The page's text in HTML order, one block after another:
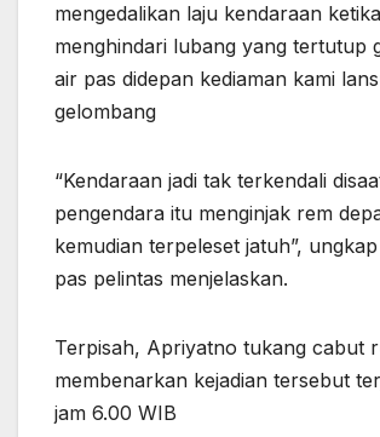
mengedalikan laju kendaraan
menghindari lubang yang tertutup
air pas didepan kediaman kami
gelombang
“Kendaraan jadi tak terkendali
pengendara itu menginjak rem
kemudian terpeleset jatuh”,
pas pelintas menjelaskan.
Terpisah, Apriyatno tukang cabut
membenarkan kejadian tersebut
jam 6.00 WIB